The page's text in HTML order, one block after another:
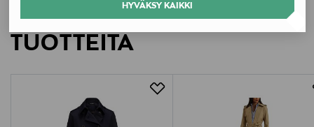
HYVÄKSY KAIKKI
takki, trenssitakki, ulkovaate, naisten takki, BOSS
LISÄÄ KIINNOSTAVIA
TUOTTEITA